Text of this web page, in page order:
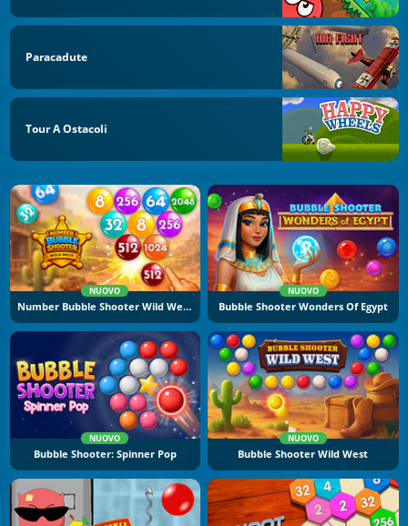
Paracadute
Tour A Ostacoli
NUOVO
Number Bubble Shooter Wild West
NUOVO
Bubble Shooter Wonders Of Egypt
NUOVO
Bubble Shooter: Spinner Pop
NUOVO
Bubble Shooter Wild West